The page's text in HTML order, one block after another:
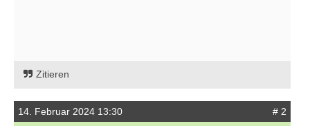
Zitieren
14. Februar 2024 13:30 # 2